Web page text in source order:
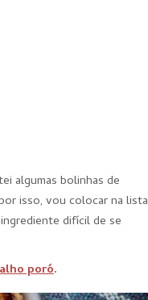
algumas bolinhas de
isso, vou colocar na lista
difícil de se
poró.